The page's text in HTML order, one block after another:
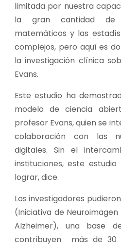
limitada por nuestra
la gran cantidad de
matemáticos y las
complejos, pero aquí es
la investigación clínica
Evans.
Este estudio ha
modelo de ciencia
profesor Evans, quien se
colaboración con las
digitales. Sin el
instituciones, este
lograr, dice.
Los investigadores
(Iniciativa de
Alzheimer), una base
contribuyen más de 30